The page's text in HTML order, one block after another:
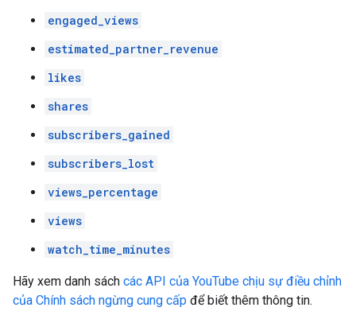
engaged_views
estimated_partner_revenue
likes
shares
subscribers_gained
subscribers_lost
views_percentage
views
watch_time_minutes
Hãy xem danh sách các API của YouTube chịu sự điều chỉnh
của Chính sách ngừng cung cấp để biết thêm thông tin.